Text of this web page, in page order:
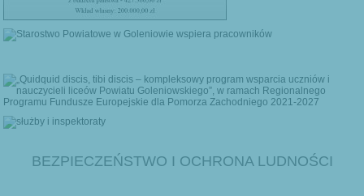
BEZPIECZEŃSTWO I OCHRONA LUDNOŚCI